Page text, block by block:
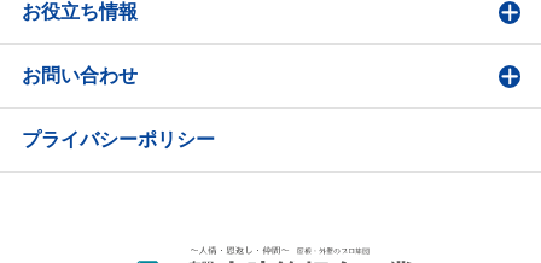
お役立ち情報
お問い合わせ
プライバシーポリシー